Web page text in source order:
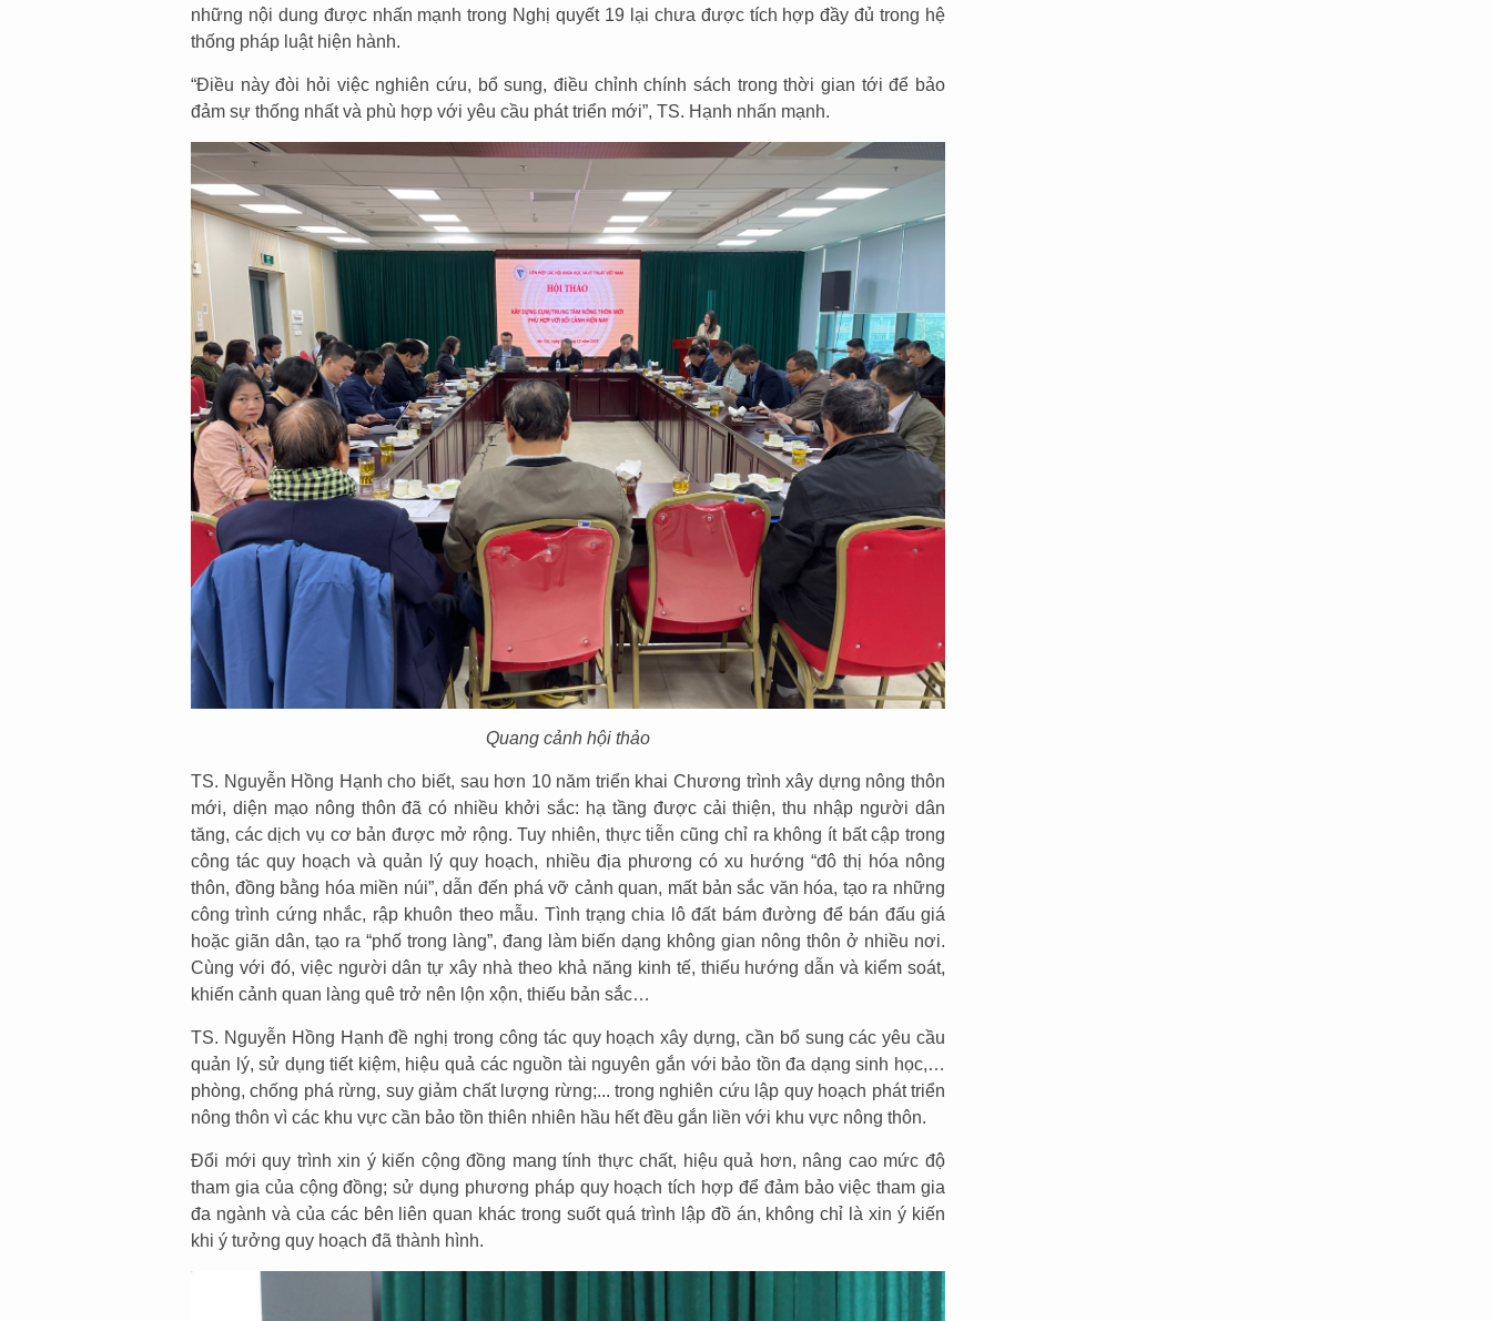
những nội dung được nhấn mạnh trong Nghị quyết 19 lại chưa được tích hợp đầy đủ trong hệ
thống pháp luật hiện hành.
“Điều này đòi hỏi việc nghiên cứu, bổ sung, điều chỉnh chính sách trong thời gian tới để bảo
đảm sự thống nhất và phù hợp với yêu cầu phát triển mới”, TS. Hạnh nhấn mạnh.
Quang cảnh hội thảo
TS. Nguyễn Hồng Hạnh cho biết, sau hơn 10 năm triển khai Chương trình xây dựng nông thôn
mới, diện mạo nông thôn đã có nhiều khởi sắc: hạ tầng được cải thiện, thu nhập người dân
tăng, các dịch vụ cơ bản được mở rộng. Tuy nhiên, thực tiễn cũng chỉ ra không ít bất cập trong
công tác quy hoạch và quản lý quy hoạch, nhiều địa phương có xu hướng “đô thị hóa nông
thôn, đồng bằng hóa miền núi”, dẫn đến phá vỡ cảnh quan, mất bản sắc văn hóa, tạo ra những
công trình cứng nhắc, rập khuôn theo mẫu. Tình trạng chia lô đất bám đường để bán đấu giá
hoặc giãn dân, tạo ra “phố trong làng”, đang làm biến dạng không gian nông thôn ở nhiều nơi.
Cùng với đó, việc người dân tự xây nhà theo khả năng kinh tế, thiếu hướng dẫn và kiểm soát,
khiến cảnh quan làng quê trở nên lộn xộn, thiếu bản sắc…
TS. Nguyễn Hồng Hạnh đề nghị trong công tác quy hoạch xây dựng, cần bổ sung các yêu cầu
quản lý, sử dụng tiết kiệm, hiệu quả các nguồn tài nguyên gắn với bảo tồn đa dạng sinh học,…
phòng, chống phá rừng, suy giảm chất lượng rừng;... trong nghiên cứu lập quy hoạch phát triển
nông thôn vì các khu vực cần bảo tồn thiên nhiên hầu hết đều gắn liền với khu vực nông thôn.
Đổi mới quy trình xin ý kiến cộng đồng mang tính thực chất, hiệu quả hơn, nâng cao mức độ
tham gia của cộng đồng; sử dụng phương pháp quy hoạch tích hợp để đảm bảo việc tham gia
đa ngành và của các bên liên quan khác trong suốt quá trình lập đồ án, không chỉ là xin ý kiến
khi ý tưởng quy hoạch đã thành hình.